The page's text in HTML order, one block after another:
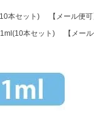
本セット) 【メール便可
本セット) 【メール